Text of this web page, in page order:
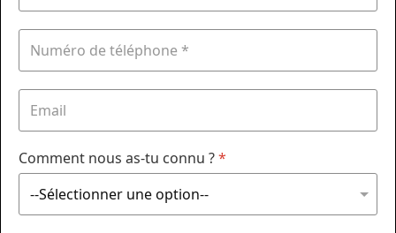
Comment nous as-tu connu ?*